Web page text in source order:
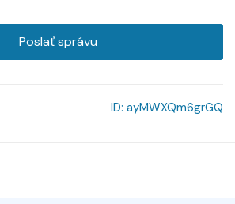
Poslať správu
ID: ayMWXQm6grGQ